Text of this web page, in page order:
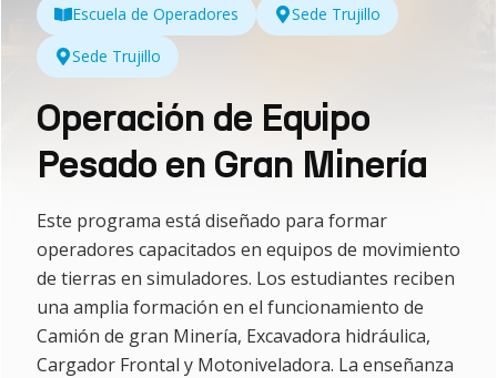
Escuela de Operadores
Sede Trujillo
Sede Trujillo
Operación de Equipo
Pesado en Gran Minería
Este programa está diseñado para formar
operadores capacitados en equipos de movimiento
de tierras en simuladores. Los estudiantes reciben
una amplia formación en el funcionamiento de
Camión de gran Minería, Excavadora hidráulica,
Cargador Frontal y Motoniveladora. La enseñanza